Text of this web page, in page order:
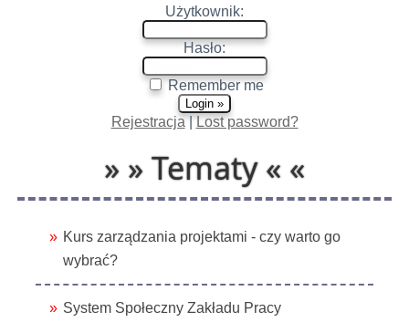
Użytkownik:
Hasło:
Remember me
Rejestracja|Lost password?
» » Tematy « «
Kurs zarządzania projektami - czy warto go
wybrać?
System Społeczny Zakładu Pracy